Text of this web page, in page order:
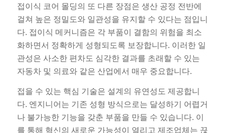
접이식 코어 몰딩의 또 다른 장점은 생산 공정 전반에
걸쳐 높은 정밀도와 일관성을 유지할 수 있다는 점입니
다. 접이식 메커니즘은 각 부품이 결함의 위험을 최소
화하면서 정확하게 성형되도록 보장합니다. 이러한 일
관성은 사소한 편차도 심각한 결과를 초래할 수 있는
자동차 및 의료와 같은 산업에서 매우 중요합니다.
접을 수 있는 핵심 기술은 설계의 유연성도 제공합니
다. 엔지니어는 기존 성형 방식으로는 달성하기 어렵거
나 불가능한 기능을 갖춘 부품을 만들 수 있습니다. 이
를 통해 혁신의 새로운 가능성이 열리고 제조업체는 끊